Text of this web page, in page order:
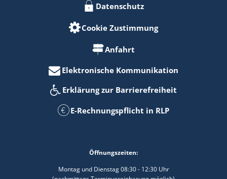
Datenschutz
Cookie Zustimmung
Anfahrt
Elektronische Kommunikation
Erklärung zur Barrierefreiheit
E-Rechnungspflicht in RLP
Öffnungszeiten:
Montag und Dienstag 08:30 - 12:30 Uhr